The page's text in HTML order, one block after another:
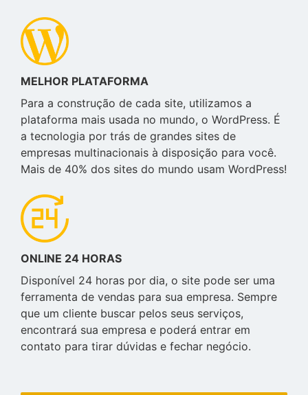
MELHOR PLATAFORMA
Para a construção de cada site, utilizamos a
plataforma mais usada no mundo, o WordPress. É
a tecnologia por trás de grandes sites de
empresas multinacionais à disposição para você.
Mais de 40% dos sites do mundo usam WordPress!
ONLINE 24 HORAS
Disponível 24 horas por dia, o site pode ser uma
ferramenta de vendas para sua empresa. Sempre
que um cliente buscar pelos seus serviços,
encontrará sua empresa e poderá entrar em
contato para tirar dúvidas e fechar negócio.